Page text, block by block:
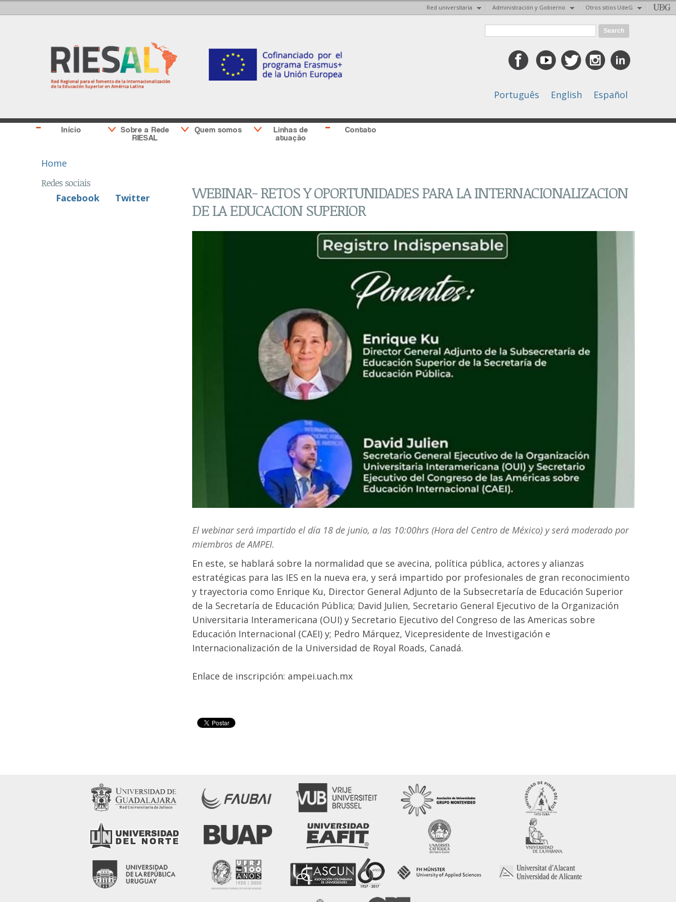
Red universitaria Administración y Gobierno Otros sitios UdeG
content
Sidebar
second
Search form
Português English Español
Início
Sobre a Rede
RIESAL
Quem somos
Linhas de
atuação
Contato
Home
Redes sociais
Facebook
Twitter
WEBINAR- RETOS Y OPORTUNIDADES PARA LA INTERNACIONALIZACION
DE LA EDUCACION SUPERIOR
El webinar será impartido el día 18 de junio, a las 10:00hrs (Hora del Centro de México) y será moderado por
miembros de AMPEI.
En este, se hablará sobre la normalidad que se avecina, política pública, actores y alianzas
estratégicas para las IES en la nueva era, y será impartido por profesionales de gran reconocimiento
y trayectoria como Enrique Ku, Director General Adjunto de la Subsecretaría de Educación Superior
de la Secretaría de Educación Pública; David Julien, Secretario General Ejecutivo de la Organización
Universitaria Interamericana (OUI) y Secretario Ejecutivo del Congreso de las Americas sobre
Educación Internacional (CAEI) y; Pedro Márquez, Vicepresidente de Investigación e
Internacionalización de la Universidad de Royal Roads, Canadá.
Enlace de inscripción: ampei.uach.mx